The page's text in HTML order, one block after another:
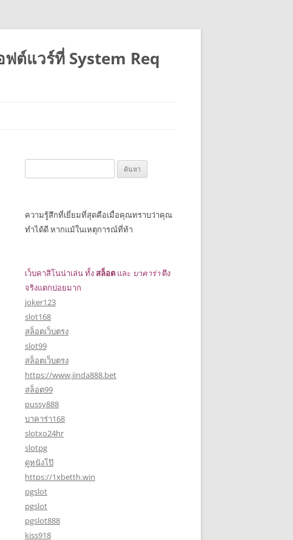
ต์แวร์ที่ System Req
สำหรับ:
ความรู้สึกที่เยี่ยมที่สุดคือเมื่อคุณทราบว่าคุณ
ทำได้ดี หากแม้ในเหตุการณ์ที่ท้า
เว็บคาสิโนน่าเล่น ทั้งสล็อต และ บาคาร่าตึง
จริงแตกบ่อยมาก
joker123
slot168
สล็อตเว็บตรง
slot99
สล็อตเว็บตรง
https://www.jinda888.bet
สล็อต99
pussy888
บาคาร่า168
slotxo24hr
slotpg
ดูหนังโป๊
https://1xbetth.win
pgslot
pgslot
pgslot888
kiss918